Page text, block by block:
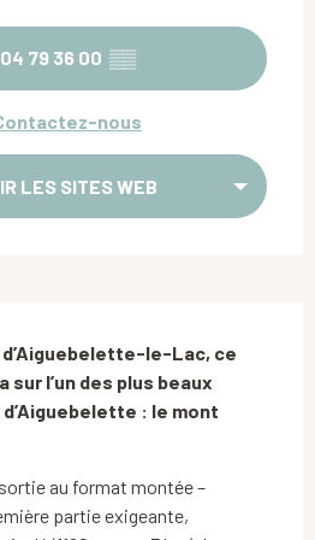
04 79 36 00 ▒▒
nous
LES SITES WEB
le-Lac, ce
l’un des plus beaux
: le mont
au format montée –
partie exigeante,